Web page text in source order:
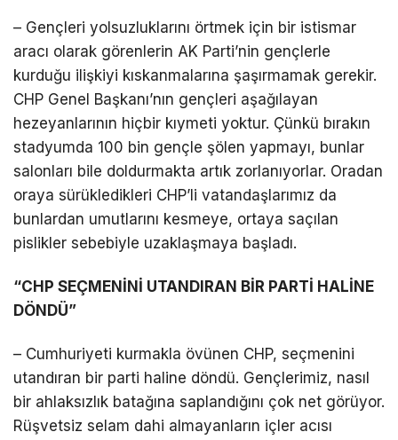
– Gençleri yolsuzluklarını örtmek için bir istismar
aracı olarak görenlerin AK Parti’nin gençlerle
kurduğu ilişkiyi kıskanmalarına şaşırmamak gerekir.
CHP Genel Başkanı’nın gençleri aşağılayan
hezeyanlarının hiçbir kıymeti yoktur. Çünkü bırakın
stadyumda 100 bin gençle şölen yapmayı, bunlar
salonları bile doldurmakta artık zorlanıyorlar. Oradan
oraya sürükledikleri CHP’li vatandaşlarımız da
bunlardan umutlarını kesmeye, ortaya saçılan
pislikler sebebiyle uzaklaşmaya başladı.
“CHP SEÇMENİNİ UTANDIRAN BİR PARTİ HALİNE
DÖNDÜ”
– Cumhuriyeti kurmakla övünen CHP, seçmenini
utandıran bir parti haline döndü. Gençlerimiz, nasıl
bir ahlaksızlık batağına saplandığını çok net görüyor.
Rüşvetsiz selam dahi almayanların içler acısı